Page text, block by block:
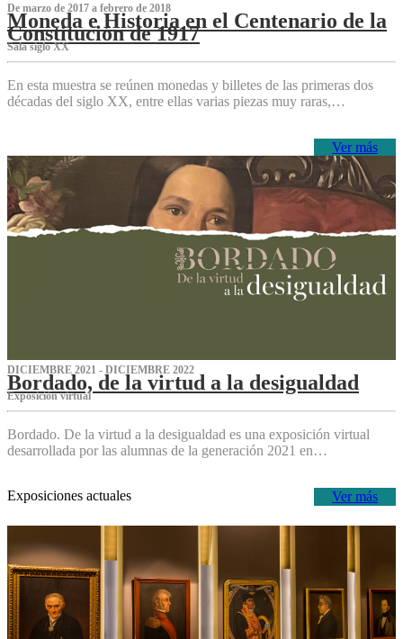
De marzo de 2017 a febrero de 2018
Moneda e Historia en el Centenario de la
Constitución de 1917
Sala siglo XX
En esta muestra se reúnen monedas y billetes de las primeras dos
décadas del siglo XX, entre ellas varias piezas muy raras,…
Ver más
DICIEMBRE 2021 - DICIEMBRE 2022
Bordado, de la virtud a la desigualdad
Exposición virtual‌
Bordado. De la virtud a la desigualdad es una exposición virtual
desarrollada por las alumnas de la generación 2021 en…
Ver más
Exposiciones actuales